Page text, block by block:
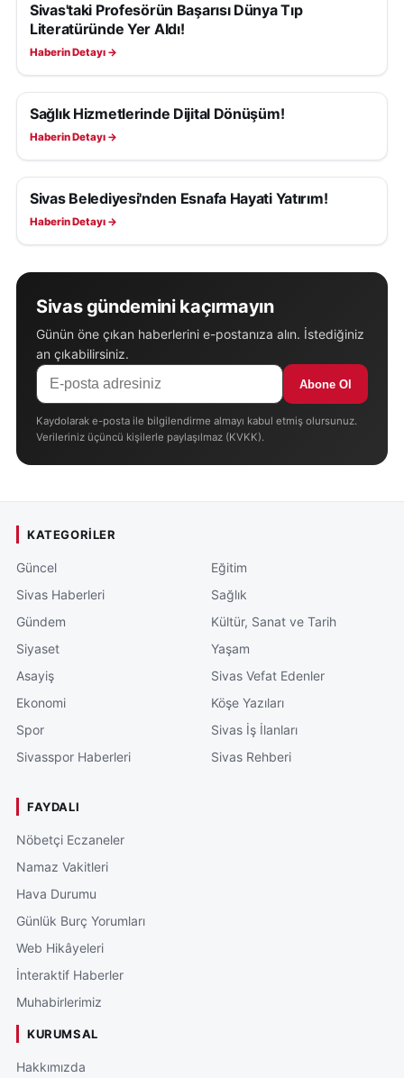
SAĞLIK
Sivas'taki Profesörün Başarısı Dünya Tıp
Literatüründe Yer Aldı!
Haberin Detayı →
SAĞLIK
Sağlık Hizmetlerinde Dijital Dönüşüm!
Haberin Detayı →
SAĞLIK
Sivas Belediyesi'nden Esnafa Hayati Yatırım!
Haberin Detayı →
Sivas gündemini kaçırmayın
Günün öne çıkan haberlerini e-postanıza alın. İstediğiniz
an çıkabilirsiniz.
Abone Ol
Kaydolarak e-posta ile bilgilendirme almayı kabul etmiş olursunuz.
Verileriniz üçüncü kişilerle paylaşılmaz (KVKK).
KATEGORILER
Güncel
Sivas Haberleri
Gündem
Siyaset
Asayiş
Ekonomi
Spor
Sivasspor Haberleri
Eğitim
Sağlık
Kültür, Sanat ve Tarih
Yaşam
Sivas Vefat Edenler
Köşe Yazıları
Sivas İş İlanları
Sivas Rehberi
FAYDALI
Nöbetçi Eczaneler
Namaz Vakitleri
Hava Durumu
Günlük Burç Yorumları
Web Hikâyeleri
İnteraktif Haberler
Muhabirlerimiz
KURUMSAL
Hakkımızda